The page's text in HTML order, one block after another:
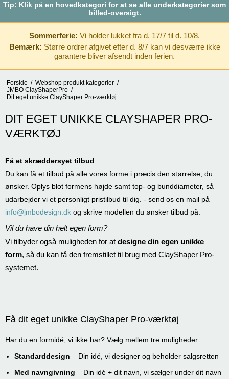
Tip: Klik på en hovedkategori for at se alle underkategorier som
billed-oversigt.
Sommerferie: Vi holder lukket fra d. 17/7 til d. 10/8.
Bemærk: Større ordrer afgivet efter d. 8/7 kan vi desværre ikke
garantere bliver afsendt inden ferien.
Forside / Webshop produkt kategorier /
JMBO ClayShaperPro /
Dit eget unikke ClayShaper Pro-værktøj
DIT EGET UNIKKE CLAYSHAPER PRO-
VÆRKTØJ
Få et skræddersyet tilbud
Du kan få et tilbud på alle vores forme i præcis den størrelse, du
ønsker. Oplys blot formens højde samt top- og bunddiameter, så
udarbejder vi et personligt pristilbud til dig. - send os en mail på
info@jmbodesign.dk og skrive modellen du ønsker tilbud på.
Vil du have din helt egen form?
Vi tilbyder også muligheden for at designe din egen unikke
form, så du kan få den fremstillet til brug med ClayShaper Pro-
systemet.
Få dit eget unikke ClayShaper Pro-værktøj
Har du en formidé, vi ikke har? Vælg mellem tre muligheder:
Standarddesign – Din idé, vi designer og beholder salgsretten
Med navngivning – Din idé + dit navn, vi sælger under dit navn